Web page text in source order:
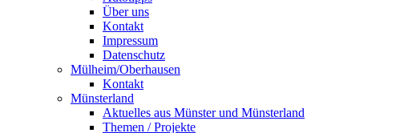
Über uns
Kontakt
Impressum
Datenschutz
Mülheim/Oberhausen
Kontakt
Münsterland
Aktuelles aus Münster und Münsterland
Themen / Projekte